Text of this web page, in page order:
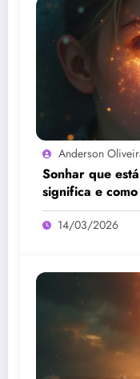
Anderson
Sonhar que
significa e
14/03/2026